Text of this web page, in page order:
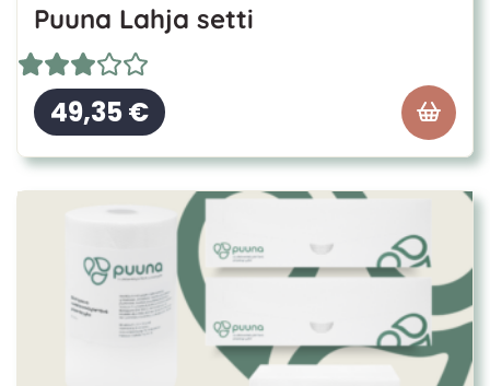
Puuna Lahja setti
49,35€